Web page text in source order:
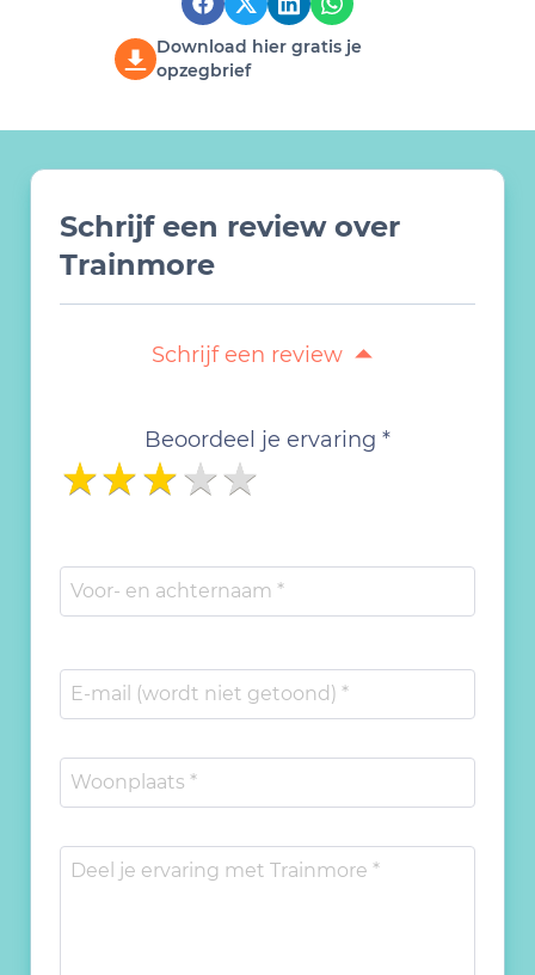
Download hier gratis je
opzegbrief
Schrijf een review over
Trainmore
Schrijf een review
Beoordeel je ervaring *